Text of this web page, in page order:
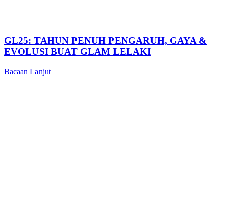
GL25: TAHUN PENUH PENGARUH, GAYA &
EVOLUSI BUAT GLAM LELAKI
Bacaan Lanjut